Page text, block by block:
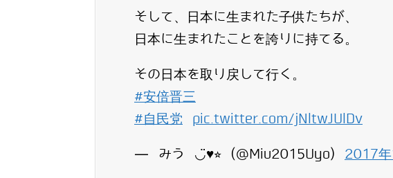
そして、日本に生まれた子供たちが、
日本に生まれたことを誇りに持てる。
その日本を取り戻して行く。
#安倍晋三
#自民党
pic.twitter.com/jNltwJUlDv
— みう ◡̈♥︎⭐︎ (@Miu2015Uyo) 2017